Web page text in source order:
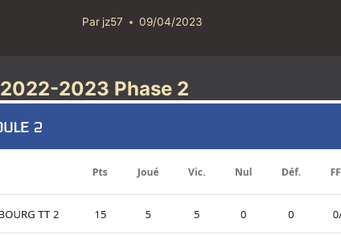
Par jz57 09/04/2023
2022-2023 Phase 2